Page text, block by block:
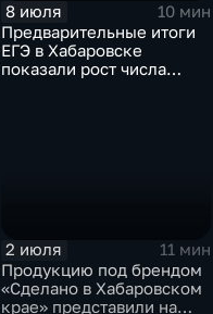
8 июля
10 мин
Предварительные итоги
ЕГЭ в Хабаровске
показали рост числа
2 июля
11 мин
Продукцию под брендом
«Сделано в Хабаровском
крае» представили на